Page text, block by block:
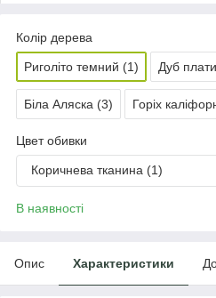
Колір дерева
Риголіто темний (1) Дуб
Біла Аляска (3) Горіх
Цвет обивки
Коричнева тканина (1)
В наявності
Опис Характеристики